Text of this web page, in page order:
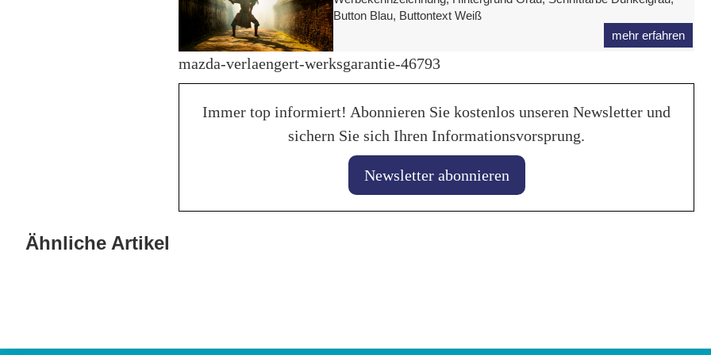
Button Blau, Buttontext Weiß
mehr erfahren
mazda-verlaengert-werksgarantie-46793
Immer top informiert! Abonnieren Sie kostenlos unseren Newsletter und
sichern Sie sich Ihren Informationsvorsprung.
Newsletter abonnieren
Ähnliche Artikel
KI hilft beim perfekten
28. Januar 2026
Balancing von
Liqui Moly